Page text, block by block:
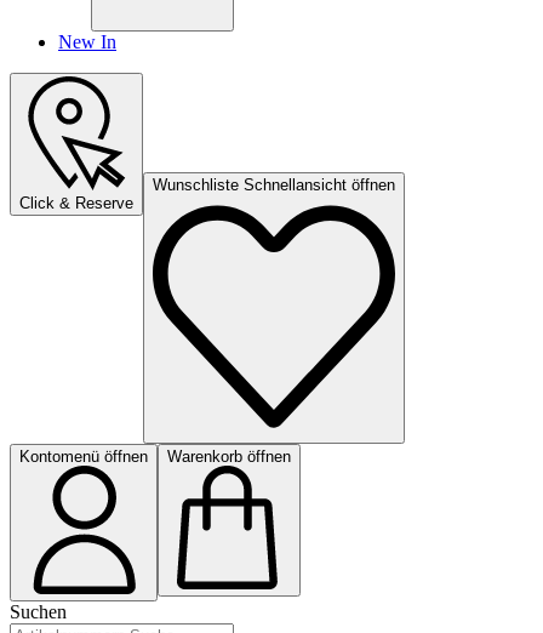
New In
Click & Reserve
Wunschliste Schnellansicht öffnen
Kontomenü öffnen Warenkorb öffnen
Suchen